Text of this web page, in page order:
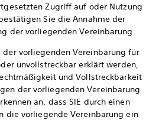
Zugriff auf oder Nutzung
Sie die Annahme der
der vorliegenden Vereinbarung.
vorliegenden Vereinbarung für
unvollstreckbar erklärt werden,
und Vollstreckbarkeit
der vorliegenden Vereinbarung
an, dass SIE durch einen
die vorliegende Vereinbarung ein